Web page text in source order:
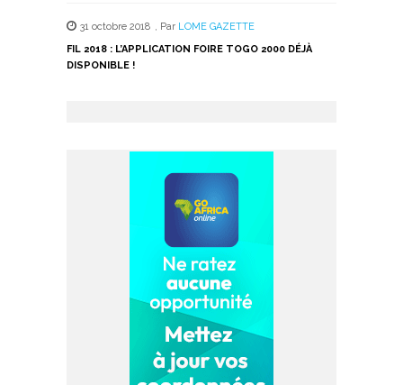
31 octobre 2018 , Par LOME GAZETTE
FIL 2018 : L’APPLICATION FOIRE TOGO 2000 DÉJÀ
DISPONIBLE !